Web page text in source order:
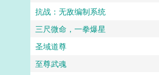
抗战：无敌编制系统
三尺微命，一拳爆星
圣域道尊
至尊武魂